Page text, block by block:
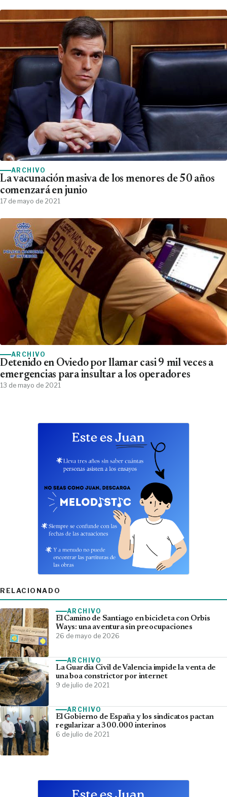
ARCHIVO
La vacunación masiva de los menores de 50 años
comenzará en junio
17 de mayo de 2021
ARCHIVO
Detenido en Oviedo por llamar casi 9 mil veces a
emergencias para insultar a los operadores
13 de mayo de 2021
RELACIONADO
ARCHIVO
El Camino de Santiago en bicicleta con Orbis
Ways: una aventura sin preocupaciones
26 de mayo de 2026
ARCHIVO
La Guardia Civil de Valencia impide la venta de
una boa constrictor por internet
9 de julio de 2021
ARCHIVO
El Gobierno de España y los sindicatos pactan
regularizar a 300.000 interinos
6 de julio de 2021